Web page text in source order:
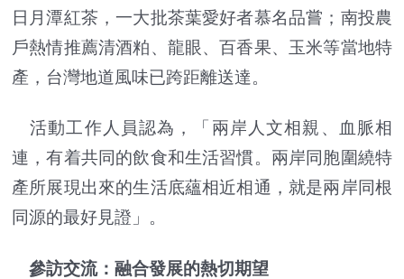
日月潭紅茶，一大批茶葉愛好者慕名品嘗；南投農
戶熱情推薦清酒粕、龍眼、百香果、玉米等當地特
產，台灣地道風味已跨距離送達。
活動工作人員認為，「兩岸人文相親、血脈相
連，有着共同的飲食和生活習慣。兩岸同胞圍繞特
產所展現出來的生活底蘊相近相通，就是兩岸同根
同源的最好見證」。
參訪交流：融合發展的熱切期望